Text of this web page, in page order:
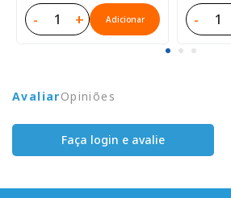
- + Adicionar -
AvaliarOpiniões
Faça login e avalie